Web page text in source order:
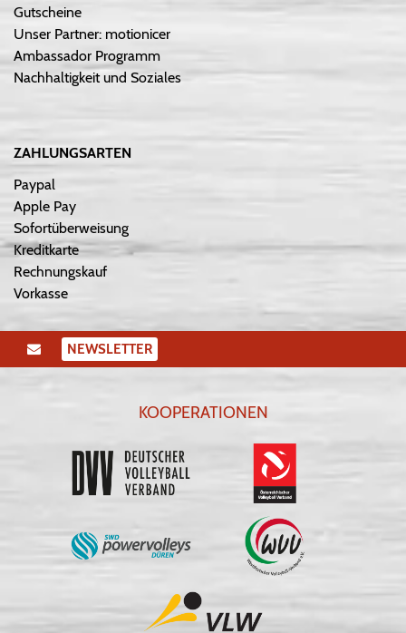
Gutscheine
Unser Partner: motionicer
Ambassador Programm
Nachhaltigkeit und Soziales
ZAHLUNGSARTEN
Paypal
Apple Pay
Sofortüberweisung
Kreditkarte
Rechnungskauf
Vorkasse
NEWSLETTER
KOOPERATIONEN